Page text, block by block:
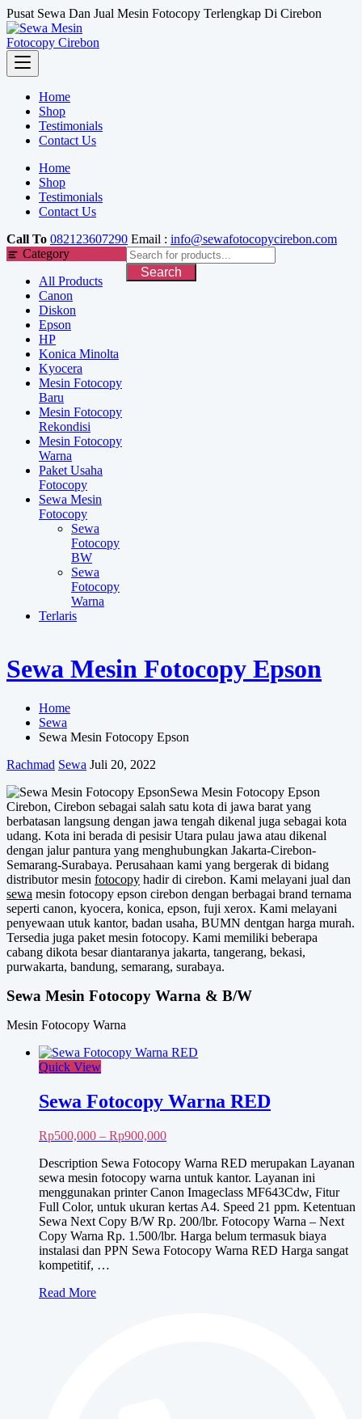
Skip
to
content
Pusat Sewa Dan Jual Mesin Fotocopy Terlengkap Di Cirebon
Home
Shop
Testimonials
Contact Us
Home
Shop
Testimonials
Contact Us
Call To 082123607290 Email : info@sewafotocopycirebon.com
Category
All Products
Canon
Diskon
Epson
HP
Konica Minolta
Kyocera
Mesin Fotocopy
Baru
Mesin Fotocopy
Rekondisi
Mesin Fotocopy
Warna
Paket Usaha
Fotocopy
Sewa Mesin
Fotocopy
Sewa
Fotocopy
BW
Sewa
Fotocopy
Warna
Terlaris
Search
Sewa Mesin Fotocopy Epson
Home
Sewa
Sewa Mesin Fotocopy Epson
Rachmad Sewa Juli 20, 2022
Sewa Mesin Fotocopy Epson
Cirebon, Cirebon sebagai salah satu kota di jawa barat yang
berbatasan langsung dengan jawa tengah dikenal juga sebagai kota
udang. Kota ini berada di pesisir Utara pulau jawa atau dikenal
dengan jalur pantura yang menghubungkan Jakarta-Cirebon-
Semarang-Surabaya. Perusahaan kami yang bergerak di bidang
distributor mesin fotocopy hadir di cirebon. Kami melayani jual dan
sewa mesin fotocopy epson cirebon dengan berbagai brand ternama
seperti canon, kyocera, konica, epson, fuji xerox. Kami melayani
penyewaan utuk kantor, badan usaha, BUMN dentgan harga murah.
Tersedia juga paket mesin fotocopy. Kami memiliki beberapa
cabang dikota besar diantaranya jakarta, tangerang, bekasi,
purwakarta, bandung, semarang, surabaya.
Sewa Mesin Fotocopy Warna & B/W
Mesin Fotocopy Warna
Quick View
Sewa Fotocopy Warna RED
Rp500,000 – Rp900,000Rentang
Rp500,000
hingga
Rp900,000
Description Sewa Fotocopy Warna RED merupakan Layanan
sewa mesin fotocopy warna untuk kantor. Layanan ini
menggunakan printer Canon Imageclass MF643Cdw, Fitur
Full Color, untuk ukuran kertas A4. Speed 21 ppm. Ketentuan
Sewa Next Copy B/W Rp. 200/lbr. Fotocopy Warna – Next
Copy Warna Rp. 1.500/lbr. Harga belum termasuk biaya
instalasi dan PPN Sewa Fotocopy Warna RED Harga sangat
kompetitif, …
Sewa
Read More